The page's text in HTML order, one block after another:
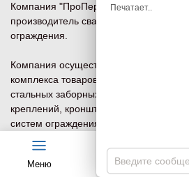
Меню Каталог
Компания "ПроПериметр" — ведущий
производитель сварных сетчатых 3D и
ограждения.
Компания осуществляет изготовление
комплекса товаров для систем
стальных заборных сеток, ворот,
креплений, кронштейнов (наверший) и
систем ограждения и безопасности
объектов любого назначения.
Политика конфиденциальности